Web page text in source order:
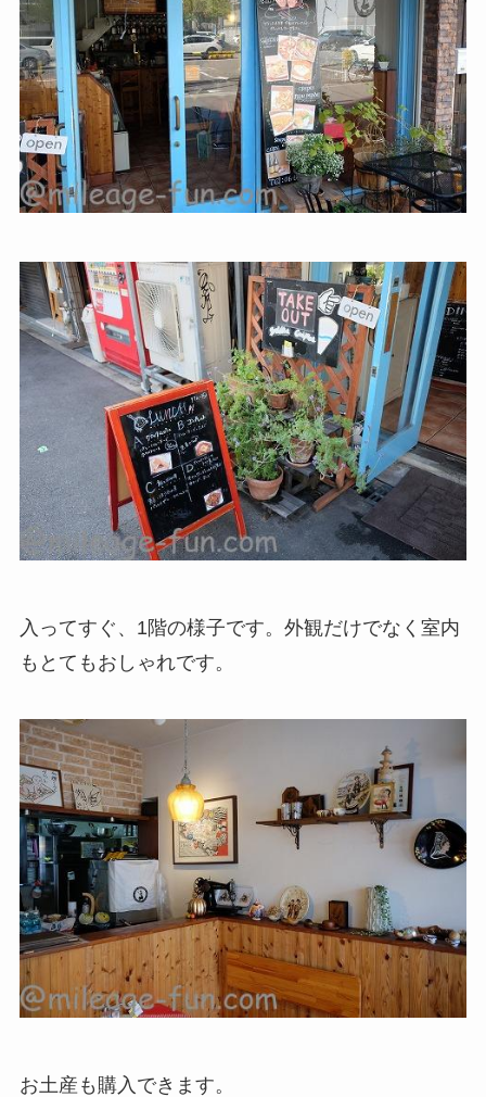
入ってすぐ、1階の様子です。外観だけでなく室内
もとてもおしゃれです。
お土産も購入できます。